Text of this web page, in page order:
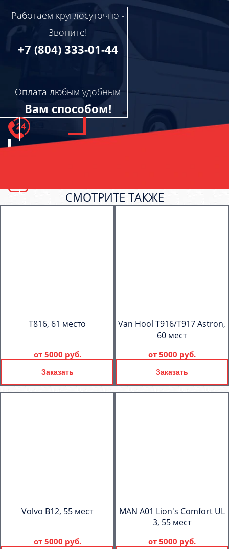
Работаем круглосуточно -
Звоните!
+7 (804) 333-01-44
Оплата любым удобным
Вам способом!
СМОТРИТЕ ТАКЖЕ
T816, 61 место
от 5000 руб.
Заказать
Van Hool T916/T917 Astron,
60 мест
от 5000 руб.
Заказать
Volvo B12, 55 мест
от 5000 руб.
MAN A01 Lion's Comfort UL
3, 55 мест
от 5000 руб.